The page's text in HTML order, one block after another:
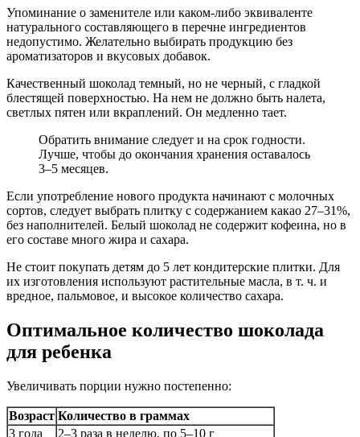
Упоминание о заменителе или каком-либо эквиваленте
натурального составляющего в перечне ингредиентов
недопустимо. Желательно выбирать продукцию без
ароматизаторов и вкусовых добавок.
Качественный шоколад темный, но не черный, с гладкой
блестящей поверхностью. На нем не должно быть налета,
светлых пятен или вкраплений. Он медленно тает.
Обратить внимание следует и на срок годности.
Лучше, чтобы до окончания хранения оставалось
3–5 месяцев.
Если употребление нового продукта начинают с молочных
сортов, следует выбрать плитку с содержанием какао 27–31%,
без наполнителей. Белый шоколад не содержит кофеина, но в
его составе много жира и сахара.
Не стоит покупать детям до 5 лет кондитерские плитки. Для
их изготовления используют растительные масла, в т. ч. и
вредное, пальмовое, и высокое количество сахара.
Оптимальное количество шоколада
для ребенка
Увеличивать порции нужно постепенно:
Возраст Количество в граммах
3 года
2–3 раза в неделю, по 5–10 г